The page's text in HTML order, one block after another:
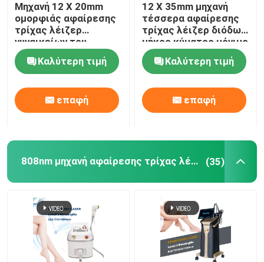
ipl μηχανή αφαίρεσης τρίχας
Κλασματική μηχανή λέιζερ του CO2
Καθαρίζοντας μηχανή Hydrafacial
Picosecond μηχανή λέιζερ
πολυσύνθετος εξοπλισμός ομορφιάς
Μηχανή 12 X 20mm
ομορφιάς αφαίρεσης
τρίχας λέιζερ
γυναικείων του
προσώπου 808nm
διόδωνΚαλύτερη τιμή
επαφή
12 X 35mm μηχανή
τέσσερα αφαίρεσης
τρίχας λέιζερ διόδων
μήκος κύματος μόνιμο
για το σπίτι 808nm
Καλύτερη τιμή
επαφή
808nm μηχανή αφαίρεσης τρίχας λέιζερ διόδων (35)